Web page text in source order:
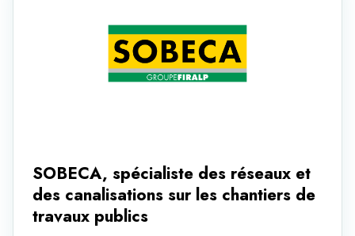
SOBECA, spécialiste des réseaux et
des canalisations sur les chantiers de
travaux publics